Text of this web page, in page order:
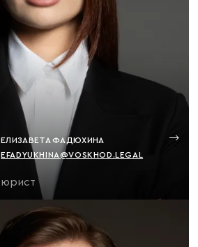
ЕЛИЗАВЕТА ФАДЮХИНА
EFADYUKHINA@VOSKHOD.LEGAL
юрист